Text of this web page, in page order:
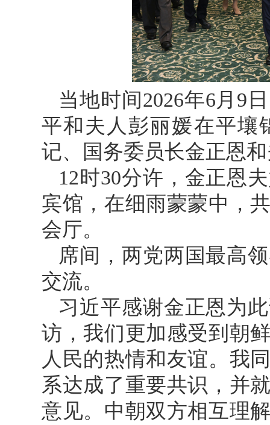
当地时间2026年6月9
平和夫人彭丽媛在平壤
记、国务委员长金正恩
12时30分许，金正恩
宾馆，在细雨蒙蒙中，
会厅。
席间，两党两国最高
交流。
习近平感谢金正恩为
访，我们更加感受到朝
人民的热情和友谊。我
系达成了重要共识，并
意见。中朝双方相互理